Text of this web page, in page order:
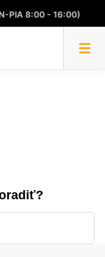
PIA 8:00 - 16:00)